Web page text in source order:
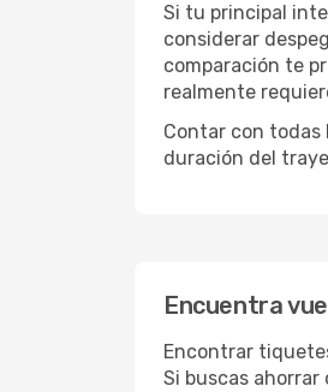
Si tu principal
considerar
comparación te
realmente
Contar con todas
duración del
Encuentra
Encontrar
Si buscas